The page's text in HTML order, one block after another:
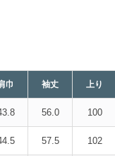
巾 袖丈 上り
56.0 100
57.5 102